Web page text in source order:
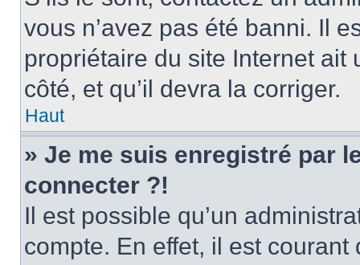
vous n’avez pas été banni. Il
propriétaire du site Internet
côté, et qu’il devra la corriger.
Haut
» Je me suis enregistré par
connecter ?!
Il est possible qu’un
compte. En effet, il est